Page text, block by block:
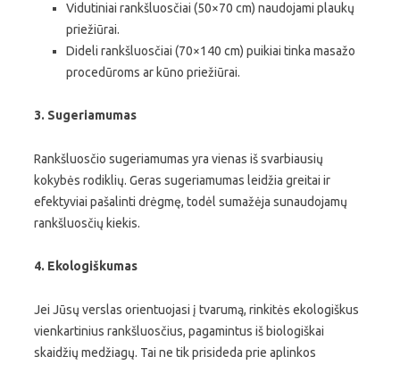
Vidutiniai rankšluosčiai (50×70 cm) naudojami plaukų
priežiūrai.
Dideli rankšluosčiai (70×140 cm) puikiai tinka masažo
procedūroms ar kūno priežiūrai.
3. Sugeriamumas
Rankšluosčio sugeriamumas yra vienas iš svarbiausių
kokybės rodiklių. Geras sugeriamumas leidžia greitai ir
efektyviai pašalinti drėgmę, todėl sumažėja sunaudojamų
rankšluosčių kiekis.
4. Ekologiškumas
Jei Jūsų verslas orientuojasi į tvarumą, rinkitės ekologiškus
vienkartinius rankšluosčius, pagamintus iš biologiškai
skaidžių medžiagų. Tai ne tik prisideda prie aplinkos